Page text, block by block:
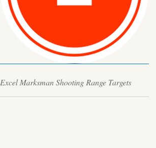
Excel Marksman Shooting Range Targets